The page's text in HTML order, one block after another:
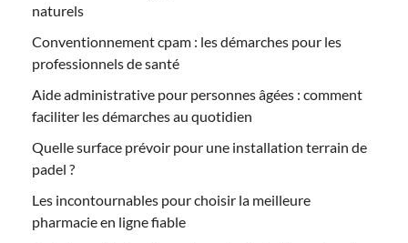
naturels
Conventionnement cpam : les démarches pour les
professionnels de santé
Aide administrative pour personnes âgées : comment
faciliter les démarches au quotidien
Quelle surface prévoir pour une installation terrain de
padel ?
Les incontournables pour choisir la meilleure
pharmacie en ligne fiable